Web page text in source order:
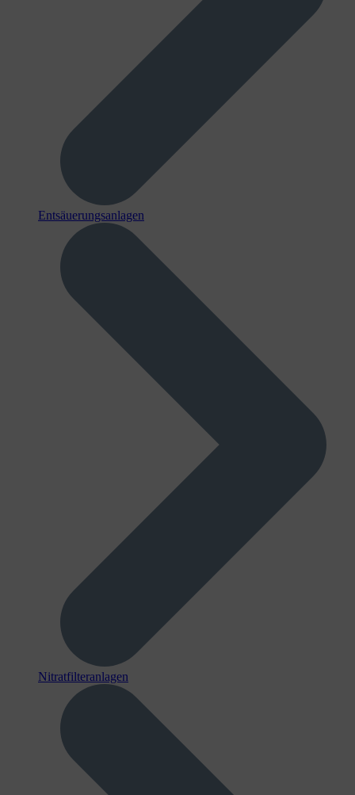
Entsäuerungsanlagen
Nitratfilteranlagen